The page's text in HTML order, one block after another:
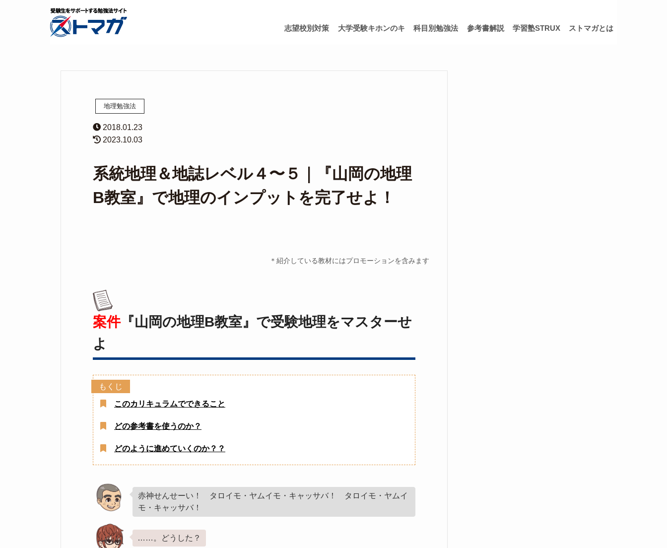
志望校別対策 大学受験キホンのキ 科目別勉強法 参考書解説 学習塾STRUX ストマガとは
地理勉強法
2018.01.23
2023.10.03
系統地理＆地誌レベル４〜５｜『山岡の地理
B教室』で地理のインプットを完了せよ！
＊紹介している教材にはプロモーションを含みます
案件『山岡の地理B教室』で受験地理をマスターせ
よ
このカリキュラムでできること
どの参考書を使うのか？
どのように進めていくのか？？
赤神せんせーい！ タロイモ・ヤムイモ・キャッサバ！ タロイモ・ヤムイ
モ・キャッサバ！
……。どうした？